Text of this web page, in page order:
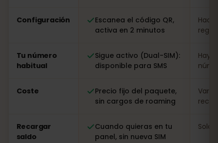
Configuración
Escanea el código QR,
activa en 2 minutos
Tu número
habitual
Sigue activo (Dual-SIM):
disponible para SMS
Hay
Coste
Precio fijo del paquete,
sin cargos de roaming
Recargar
saldo
Cuando quieras en tu
panel, sin nueva SIM
Solo